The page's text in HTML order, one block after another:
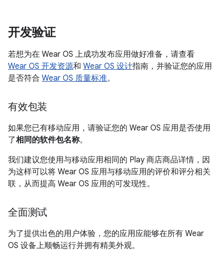
开发验证
若想为在 Wear OS 上成功发布应用做好准备，请查看
Wear OS 开发资源和 Wear OS 设计指南，并验证您的应用
是否符合 Wear OS 质量标准。
有效包装
如果您已有移动应用，请验证您的 Wear OS 应用是否使用
了相同的软件包名称。
我们建议您使用与移动应用相同的 Play 商店商品详情，因
为这样可以将 Wear OS 应用与移动应用的评价和评分相关
联，从而提高 Wear OS 应用的可发现性。
全面测试
为了提供出色的用户体验，您的应用应能够在所有 Wear
OS 设备上顺畅运行并拥有精美外观。